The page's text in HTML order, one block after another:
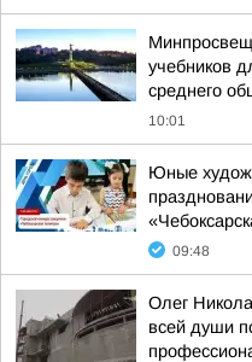
учебников
среднего
10:01
Юные
09:48
Олег
всей души